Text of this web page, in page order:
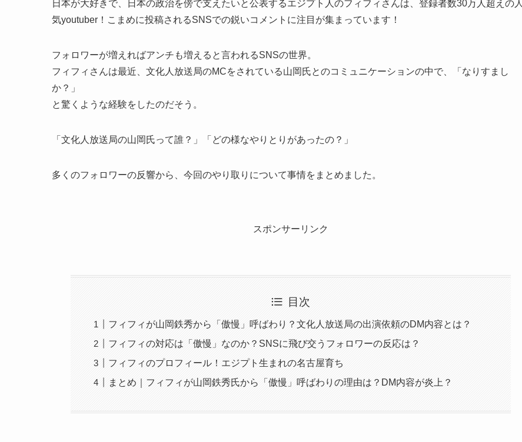
日本が大好きで、日本の政治を傍で支えたいと公表するエジプト人のフィフィさんは、登録者数30万人超えの人
気youtuber！こまめに投稿されるSNSでの鋭いコメントに注目が集まっています！
フォロワーが増えればアンチも増えると言われるSNSの世界。
フィフィさんは最近、文化人放送局のMCをされている山岡氏とのコミュニケーションの中で、「なりすまし
か？」
と驚くような経験をしたのだそう。
「文化人放送局の山岡氏って誰？」「どの様なやりとりがあったの？」
多くのフォロワーの反響から、今回のやり取りについて事情をまとめました。
スポンサーリンク
目次
フィフィが山岡鉄秀から「傲慢」呼ばわり？文化人放送局の出演依頼のDM内容とは？
フィフィの対応は「傲慢」なのか？SNSに飛び交うフォロワーの反応は？
フィフィのプロフィール！エジプト生まれの名古屋育ち
まとめ｜フィフィが山岡鉄秀氏から「傲慢」呼ばわりの理由は？DM内容が炎上？